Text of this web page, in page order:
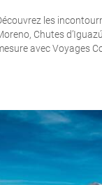
les
Chutes
avec Voyages